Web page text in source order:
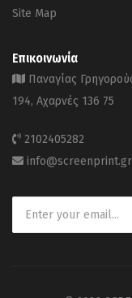
Site Map
Επικοινωνία
Παναγίας
194, Αχαρνές 136 75
2102405282
info@screenprint.gr